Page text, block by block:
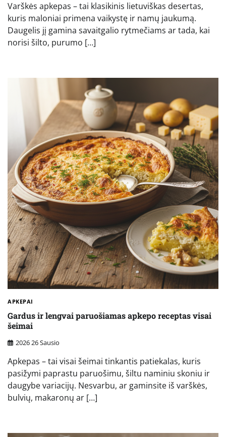
Varškės apkepas – tai klasikinis lietuviškas desertas,
kuris maloniai primena vaikystę ir namų jaukumą.
Daugelis jį gamina savaitgalio rytmečiams ar tada, kai
norisi šilto, purumo […]
APKEPAI
Gardus ir lengvai paruošiamas apkepo receptas visai
šeimai
2026 26 Sausio
Apkepas – tai visai šeimai tinkantis patiekalas, kuris
pasižymi paprastu paruošimu, šiltu naminiu skoniu ir
daugybe variacijų. Nesvarbu, ar gaminsite iš varškės,
bulvių, makaronų ar […]